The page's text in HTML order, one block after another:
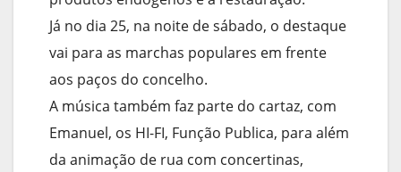
Já no dia 25, na noite de sábado, o destaque
vai para as marchas populares em frente
aos paços do concelho.
A música também faz parte do cartaz, com
Emanuel, os HI-FI, Função Publica, para além
da animação de rua com concertinas,